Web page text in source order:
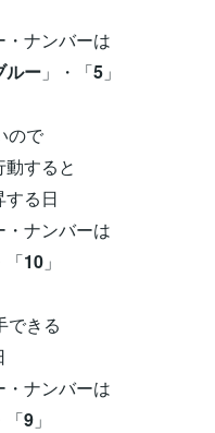
バーは
ルー 」・「5 」
で
ると
日
バーは
「10 」
できる
バーは
「9 」